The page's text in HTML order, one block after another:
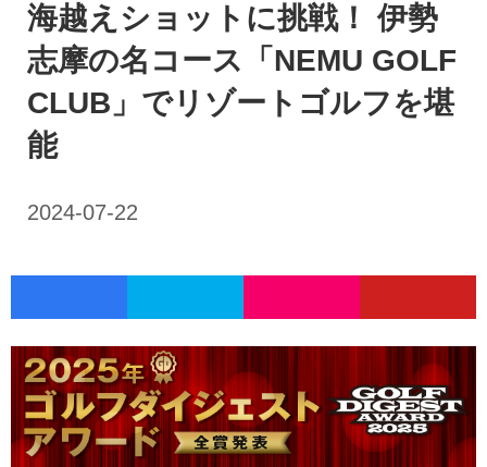
海越えショットに挑戦！ 伊勢
志摩の名コース「NEMU GOLF
CLUB」でリゾートゴルフを堪
能